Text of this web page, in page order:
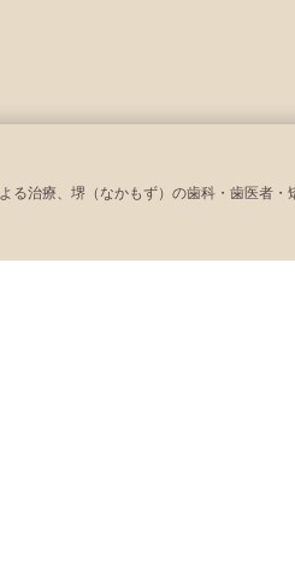
る治療、堺（なかもず）の歯科・歯医者